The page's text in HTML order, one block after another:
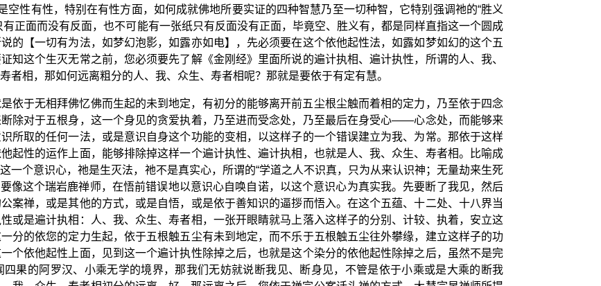
空性有性，特别在有性方面，如何成就佛地所要实证的四种智慧乃至一切种智，它特别强调祂的“胜义
正面而没有反面，也不可能有一张纸只有反面没有正面，毕竟空、胜义有，都是同样直指这一个圆成
的【一切有为法，如梦幻泡影，如露亦如电】，先必须要在这个依他起性法，如露如梦如幻的这个五
知这个生灭无常之前，您必须要先了解《金刚经》里面所说的遍计执相、遍计执性，所谓的人、我、
者相，那如何远离粗分的人、我、众生、寿者相呢？那就是要依于有定有慧。
依于无相拜佛忆佛而生起的未到地定，有初分的能够离开前五尘根尘触而着相的定力，乃至依于四念
除对于五根身，这一个身见的贪爱执着，乃至进而受念处，乃至最后在身受心——心念处，而能够来
所取的任何一法，或是意识自身这个功能的变相，以这样子的一个错误建立为我、为常。那依于这样
起性的运作上面，能够排除掉这样一个遍计执性、遍计执相，也就是人、我、众生、寿者相。比喻成
一个意识心，祂是生灭法，祂不是真实心，所谓的“学道之人不识真，只为从来认识神；无量劫来生死
像这个瑞岩鹿禅师，在悟前错误地以意识心自唤自诺，以这个意识心为真实我。先要断了我见，然后
案禅，或是其他的方式，或是自悟，或是依于善知识的逼拶而悟入。在这个五蕴、十二处、十八界当
或是遍计执相：人、我、众生、寿者相，一张开眼睛就马上落入这样子的分别、计较、执着，安立这
分的依您的定力生起，依于五根触五尘有未到地定，而不乐于五根触五尘往外攀缘，建立这样子的功
个依他起性上面，见到这一个遍计执性除掉之后，也就是这个染分的依他起性除掉之后，虽然不是完
果的阿罗汉、小乘无学的境界，那我们无妨就说断我见、断身见，不管是依于小乘或是大乘的断我